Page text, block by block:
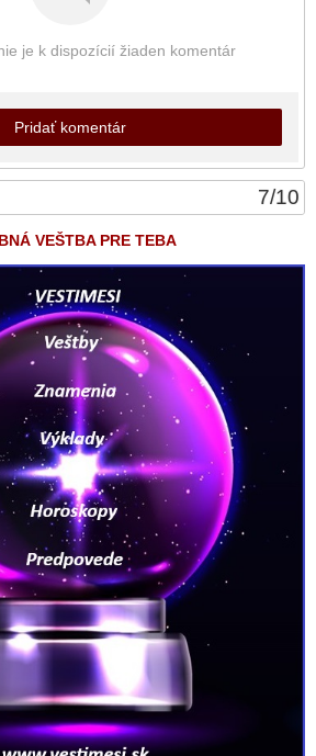
7/10
VEŠTBA PRE TEBA
je k dispozícií žiaden komentár
Pridať komentár